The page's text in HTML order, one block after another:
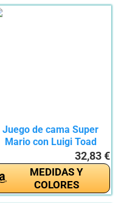
Juego de cama Super
Mario con Luigi Toad
32,83 €
MEDIDAS Y
COLORES